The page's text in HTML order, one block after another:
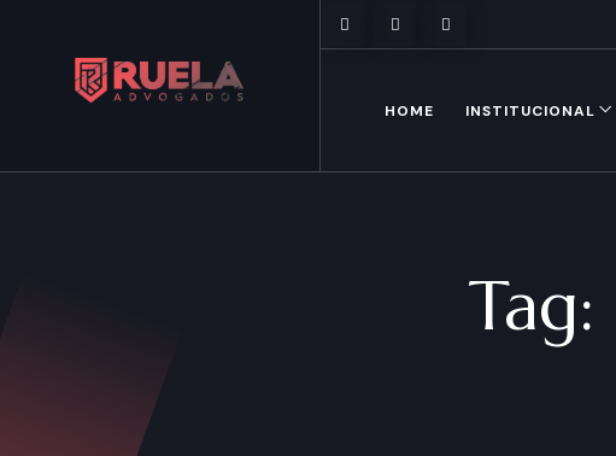
HOME INSTITUCIONAL
Tag: